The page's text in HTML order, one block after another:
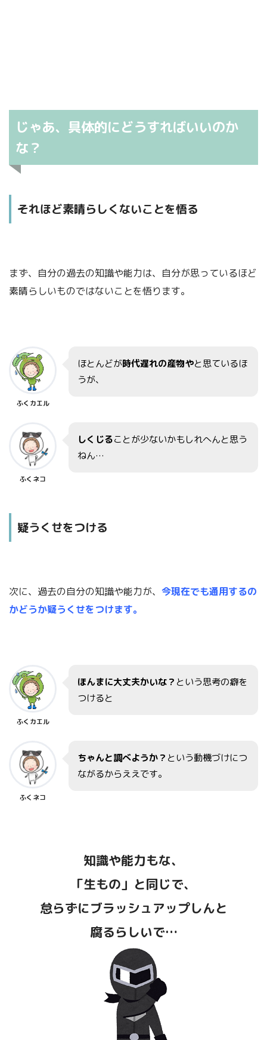
じゃあ、具体的にどうすればいいのか
な？
それほど素晴らしくないことを悟る
まず、自分の過去の知識や能力は、自分が思っているほど
素晴らしいものではないことを悟ります。
ふくカエル
ほとんどが時代遅れの産物やと思ているほ
うが、
ふくネコ
しくじることが少ないかもしれへんと思う
ねん…
疑うくせをつける
次に、過去の自分の知識や能力が、 今現在でも通用するの
かどうか疑うくせをつけます。
ふくカエル
ほんまに大丈夫かいな？ という思考の癖を
つけると
ふくネコ
ちゃんと調べようか？ という動機づけにつ
ながるからええです。
知識や能力もな、
「生もの」と同じで、
怠らずにブラッシュアップしんと
腐るらしいで…